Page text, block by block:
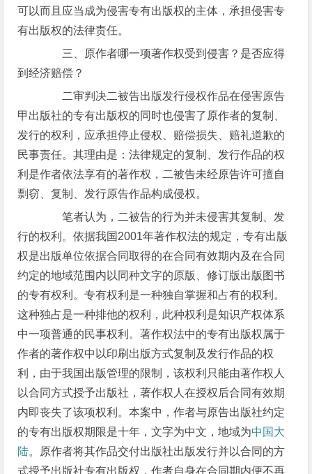
可以而且应当成为侵害专有出版权的主体，承担侵害专
有出版权的法律责任。
三、原作者哪一项著作权受到侵害？是否应得
到经济赔偿？
二审判决二被告出版发行侵权作品在侵害原告
甲出版社的专有出版权的同时也侵害了原作者的复制、
发行的权利，应承担停止侵权、赔偿损失、赔礼道歉的
民事责任。其理由是：法律规定的复制、发行作品的权
利是作者依法享有的著作权，二被告未经原告许可擅自
剽窃、复制、发行原告作品构成侵权。
笔者认为，二被告的行为并未侵害其复制、发
行的权利。依据我国2001年著作权法的规定，专有出版
权是出版单位依据合同取得的在合同有效期内及在合同
约定的地域范围内以同种文字的原版、修订版出版图书
的专有权利。专有权利是一种独自掌握和占有的权利。
这种独占是一种排他的权利，此种权利是知识产权体系
中一项普通的民事权利。著作权法中的专有出版权属于
作者的著作权中以印刷出版方式复制及发行作品的权
利，由于我国出版管理的限制，该权利只能由著作权人
以合同方式授予出版社，著作权人在授权后合同有效期
内即丧失了该项权利。本案中，作者与原告出版社约定
的专有出版权期限是十年，文字为中文，地域为中国大
陆。原作者将其作品交付出版社出版发行并以合同的方
式授予出版社专有出版权，作者自身在合同期内便不再